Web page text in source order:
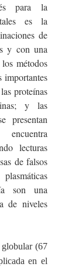
para la
es la
de
y con una
métodos
importantes
proteínas
y las
presentan
lecturas
de falsos
son una
de niveles
globular (67
en el